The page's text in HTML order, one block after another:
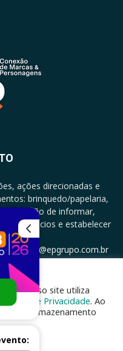
ações direcionadas e
brinquedo/papelaria,
a missão de informar,
de negócios e estabelecer
nosso site utiliza
Política de Privacidade. Ao
com o armazenamento